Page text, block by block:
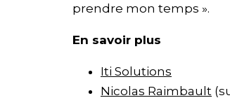
prendre mon temps ».
En savoir plus
Iti Solutions
Nicolas Raimbault